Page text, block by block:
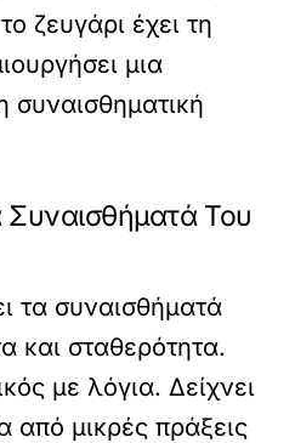
ζευγάρι έχει τη
μια
συναισθηματική
Του
τα συναισθήματά
και σταθερότητα.
με λόγια. Δείχνει
από μικρές πράξεις